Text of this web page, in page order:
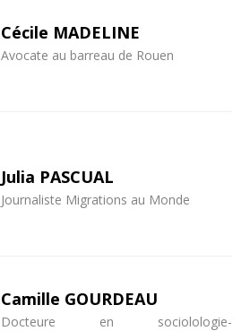
Cécile MADELINE
Avocate au barreau de Rouen
Julia PASCUAL
Journaliste Migrations au Monde
Camille GOURDEAU
Docteure en sociolologie-